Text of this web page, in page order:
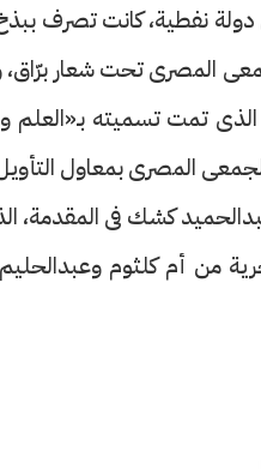
نفطية، كانت تصرف
المصرى تحت شعار برّاق،
تمت تسميته بـ«العلم
المصرى بمعاول
كشك فى
من أم كلثوم